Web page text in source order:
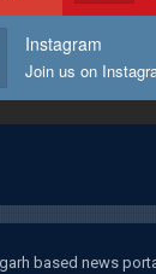
Instagram
Join us on
based news